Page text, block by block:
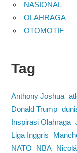
NASIONAL
OLAHRAGA
OTOMOTIF
Tag
Anthony Joshua
Donald Trump
Inspirasi Olahraga
Liga Inggris
NATO
NBA